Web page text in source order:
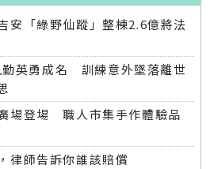
「綠野仙蹤」整棟2.6億將法
英勇成名 訓練意外墜落離世
場登場 職人市集手作體驗品
律師告訴你誰該賠償